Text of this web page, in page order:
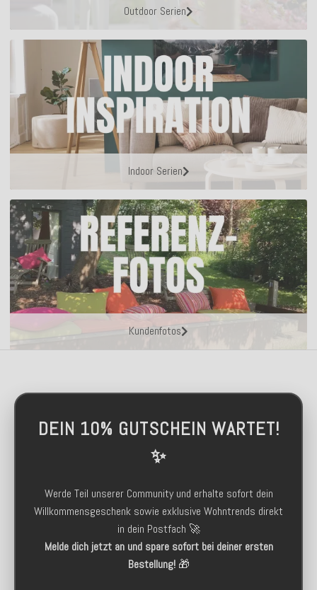
Outdoor Serien
Indoor Serien
Kundenfotos
DEIN 10% GUTSCHEIN WARTET!
✨
Werde Teil unserer Community und erhalte sofort dein
Willkommensgeschenk sowie exklusive Wohntrends direkt
in dein Postfach 🚀
Melde dich jetzt an und spare sofort bei deiner ersten
Bestellung!🎁